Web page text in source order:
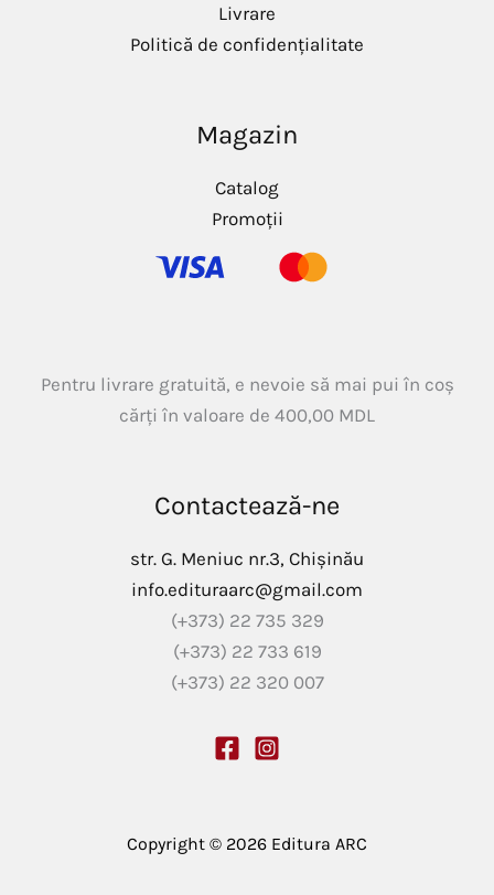
Livrare
Politică de confidențialitate
Magazin
Catalog
Promoții
Pentru livrare gratuită, e nevoie să mai pui în coș
cărți în valoare de 400,00 MDL
Contactează-ne
str. G. Meniuc nr.3, Chișinău
info.edituraarc@gmail.com
(+373) 22 735 329
(+373) 22 733 619
(+373) 22 320 007
Copyright © 2026 Editura ARC